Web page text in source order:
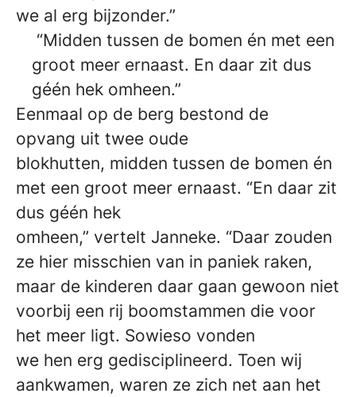
we al erg bijzonder.”
“Midden tussen de bomen én met een
groot meer ernaast. En daar zit dus
géén hek omheen.”
Eenmaal op de berg bestond de
opvang uit twee oude
blokhutten, midden tussen de bomen én
met een groot meer ernaast. “En daar zit
dus géén hek
omheen,” vertelt Janneke. “Daar zouden
ze hier misschien van in paniek raken,
maar de kinderen daar gaan gewoon niet
voorbij een rij boomstammen die voor
het meer ligt. Sowieso vonden
we hen erg gedisciplineerd. Toen wij
aankwamen, waren ze zich net aan het